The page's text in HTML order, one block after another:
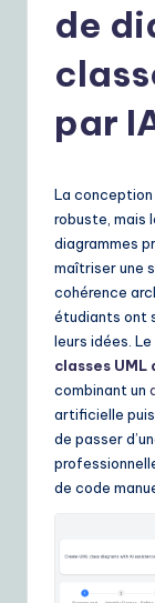
Y
o
D
ai
ly
G
ui
de
par
La
robuste, mais
diagrammes
maîtriser une
cohérence
étudiants ont
leurs idées. Le
classes UML
combinant un
artificielle
de passer
de code